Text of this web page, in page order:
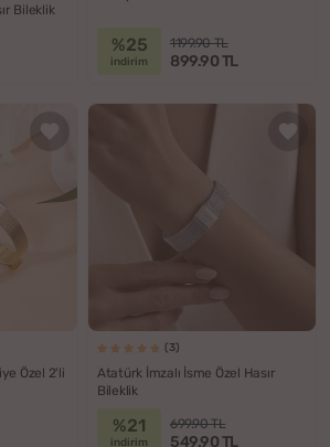
Bileklik
%25
indirim
1199.90 TL
899.90 TL
Özel 2'li
(3)
Atatürk İmzalı İsme Özel Hasır
Bileklik
%21
indirim
699.90 TL
549.90 TL